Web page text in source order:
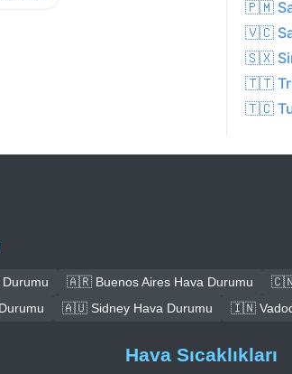
🇵🇲
🇻🇨
🇸🇽
🇹🇹
🇹🇨
🇦🇷 Buenos Aires Hava Durumu
🇨🇳
🇦🇺 Sidney Hava Durumu 🇮🇳
Hava Sıcaklıkları